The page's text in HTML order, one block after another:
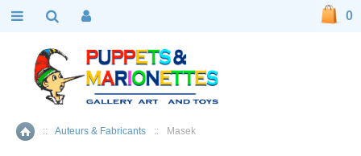
Accueil
:: Auteurs & Fabricants :: Masek
0